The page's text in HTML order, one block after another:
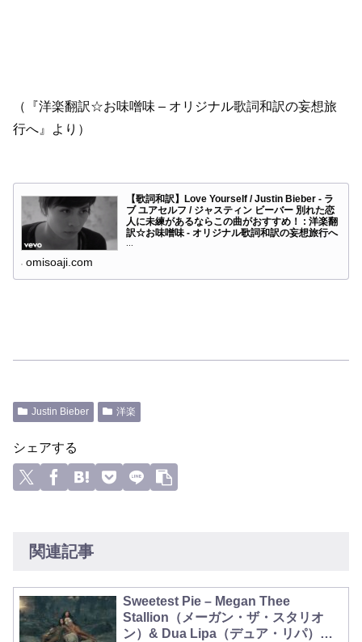
（『洋楽翻訳☆お味噌味 – オリジナル歌詞和訳の妄想旅
行へ』より）
【歌詞和訳】Love Yourself / Justin Bieber - ラ
ブ ユアセルフ / ジャスティン ビーバー 別れた恋
人に未練があるならこの曲がおすすめ！ : 洋楽翻
訳☆お味噌味 - オリジナル歌詞和訳の妄想旅行へ
omisoaji.com
Justin Bieber 洋楽
シェアする
関連記事
Sweetest Pie – Megan Thee
Stallion（メーガン・ザ・スタリオ
ン）& Dua Lipa（デュア・リパ）